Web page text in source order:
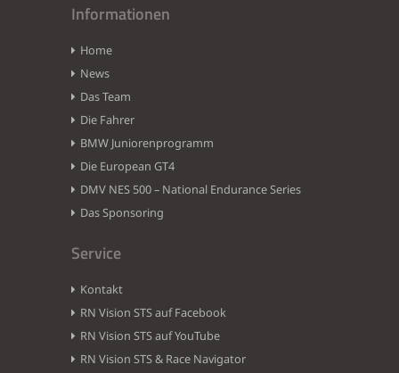
Informationen
Home
News
Das Team
Die Fahrer
BMW Juniorenprogramm
Die European GT4
DMV NES 500 – National Endurance Series
Das Sponsoring
Service
Kontakt
RN Vision STS auf Facebook
RN Vision STS auf YouTube
RN Vision STS & Race Navigator